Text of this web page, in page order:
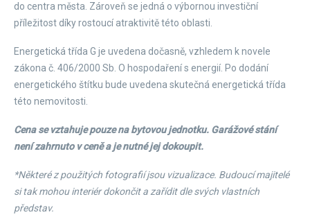
do centra města. Zároveň se jedná o výbornou investiční
příležitost díky rostoucí atraktivitě této oblasti.
Energetická třída G je uvedena dočasně, vzhledem k novele
zákona č. 406/2000 Sb. O hospodaření s energií. Po dodání
energetického štítku bude uvedena skutečná energetická třída
této nemovitosti.
Cena se vztahuje pouze na bytovou jednotku. Garážové stání
není zahrnuto v ceně a je nutné jej dokoupit.
*Některé z použitých fotografií jsou vizualizace. Budoucí majitelé
si tak mohou interiér dokončit a zařídit dle svých vlastních
představ.